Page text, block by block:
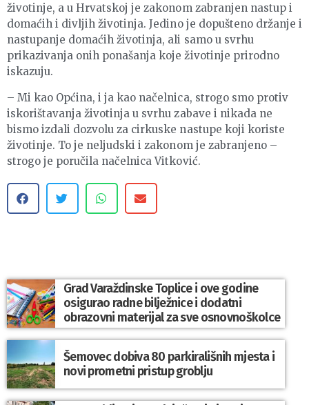
životinje, a u Hrvatskoj je zakonom zabranjen nastup i
domaćih i divljih životinja. Jedino je dopušteno držanje i
nastupanje domaćih životinja, ali samo u svrhu
prikazivanja onih ponašanja koje životinje prirodno
iskazuju.
– Mi kao Općina, i ja kao načelnica, strogo smo protiv
iskorištavanja životinja u svrhu zabave i nikada ne
bismo izdali dozvolu za cirkuske nastupe koji koriste
životinje. To je neljudski i zakonom je zabranjeno –
strogo je poručila načelnica Vitković.
Grad Varaždinske Toplice i ove godine
osigurao radne bilježnice i dodatni
obrazovni materijal za sve osnovnoškolce
Šemovec dobiva 80 parkirališnih mjesta i
novi prometni pristup groblju